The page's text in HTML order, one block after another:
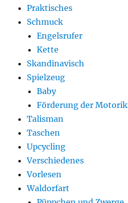
Praktisches
Schmuck
Engelsrufer
Kette
Skandinavisch
Spielzeug
Baby
Förderung der Motorik
Talisman
Taschen
Upcycling
Verschiedenes
Vorlesen
Waldorfart